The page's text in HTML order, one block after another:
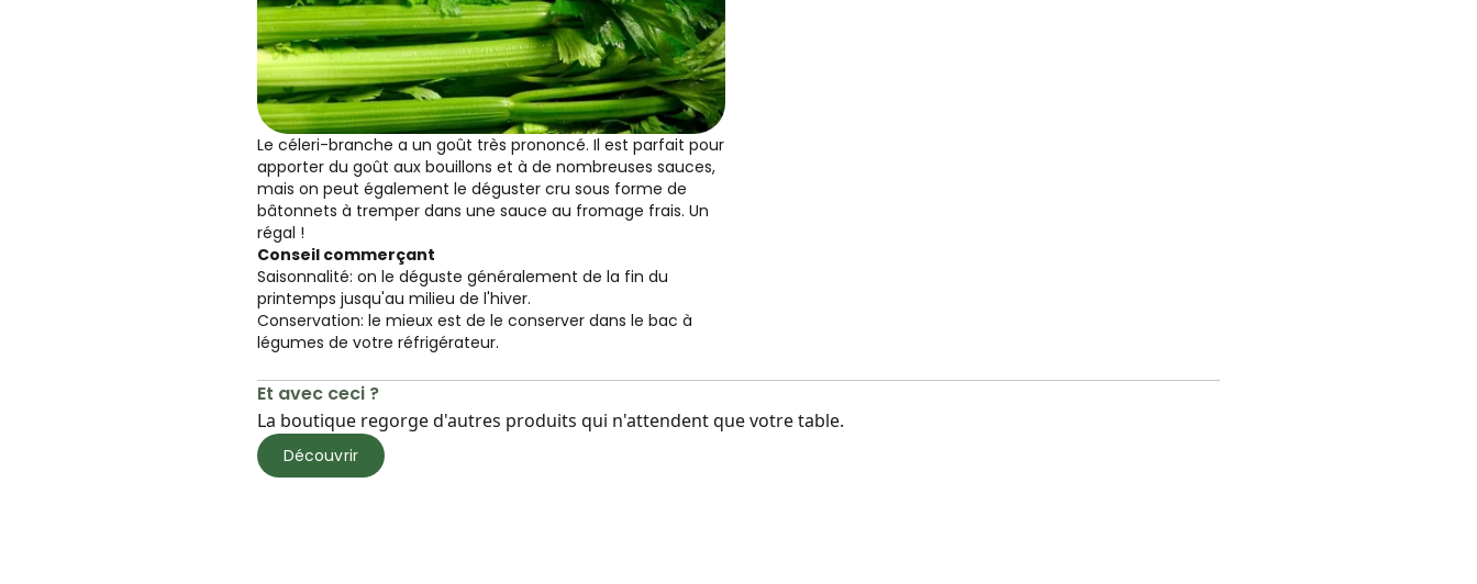
Le céleri-branche a un goût très prononcé. Il est parfait pour
apporter du goût aux bouillons et à de nombreuses sauces,
mais on peut également le déguster cru sous forme de
bâtonnets à tremper dans une sauce au fromage frais. Un
régal !
Conseil commerçant
Saisonnalité: on le déguste généralement de la fin du
printemps jusqu'au milieu de l'hiver.
Conservation: le mieux est de le conserver dans le bac à
légumes de votre réfrigérateur.
Et avec ceci ?
La boutique regorge d'autres produits qui n'attendent que votre table.
Découvrir